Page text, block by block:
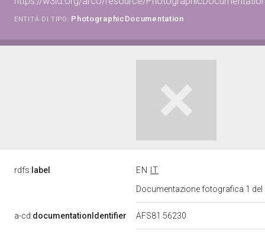
ENTITÀ DI TIPO: PhotographicDocumentation
rdfs: label EN
IT
Documentazione fotografica 1
a-cd:documentationIdentifier AFS81 56230